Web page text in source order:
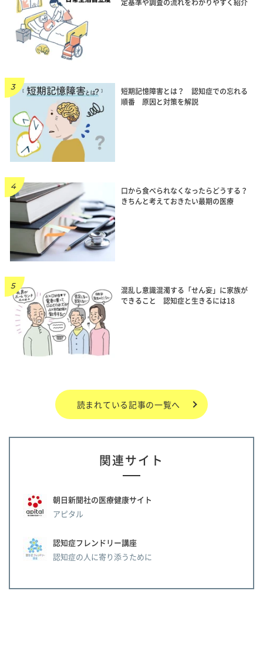
定基準や調査の流れをわかりやすく紹介
短期記憶障害とは？ 認知症での忘れる
順番 原因と対策を解説
口から食べられなくなったらどうする？
きちんと考えておきたい最期の医療
混乱し意識混濁する「せん妄」に家族が
できること 認知症と生きるには18
読まれている記事の一覧へ
関連サイト
朝日新聞社の医療健康サイト
アピタル
認知症フレンドリー講座
認知症の人に寄り添うために